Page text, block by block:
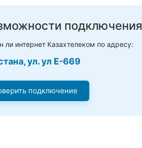
подключения
ли интернет Казахтелеком по адресу:
ул. ул Е-669
подключение